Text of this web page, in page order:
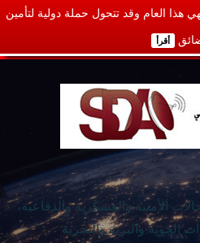
هذا العام وقد تتحول حملة دولية لتأمين
أقرأ
الأمنية والعسكرية والدفاعية،
والبرية والبحرية